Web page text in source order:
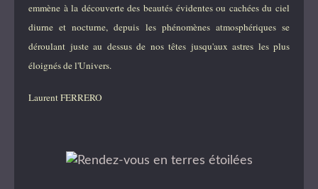
emmène à la découverte des beautés évidentes ou cachées du ciel
diurne et nocturne, depuis les phénomènes atmosphériques se
déroulant juste au dessus de nos têtes jusqu'aux astres les plus
éloignés de l'Univers.
Laurent FERRERO